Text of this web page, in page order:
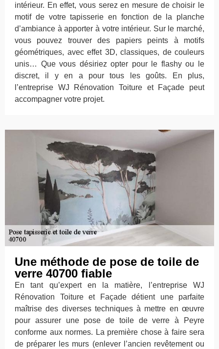
intérieur. En effet, vous serez en mesure de choisir le
motif de votre tapisserie en fonction de la planche
d’ambiance à apporter à votre intérieur. Sur le marché,
vous pouvez trouver des papiers peints à motifs
géométriques, avec effet 3D, classiques, de couleurs
unis… Que vous désiriez opter pour le flashy ou le
discret, il y en a pour tous les goûts. En plus,
l’entreprise WJ Rénovation Toiture et Façade peut
accompagner votre projet.
Une méthode de pose de toile de
verre 40700 fiable
En tant qu’expert en la matière, l’entreprise WJ
Rénovation Toiture et Façade détient une parfaite
maîtrise des diverses techniques à mettre en œuvre
pour assurer une pose de toile de verre à Peyre
conforme aux normes. La première chose à faire sera
de préparer les murs (enlever l’ancien revêtement ou